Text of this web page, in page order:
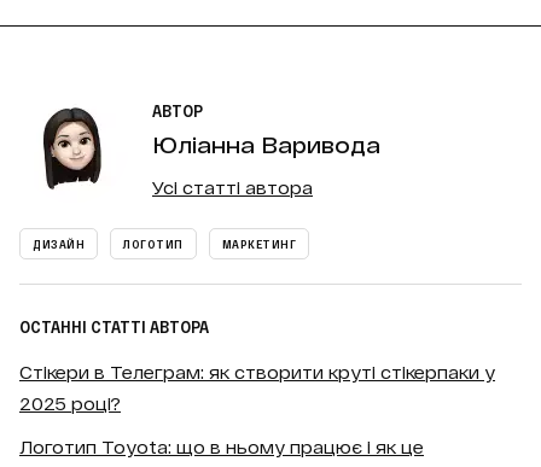
АВТОР
Юліанна Варивода
Усі статті автора
ДИЗАЙН ЛОГОТИП МАРКЕТИНГ
ОСТАННІ СТАТТІ АВТОРА
Стікери в Телеграм: як створити круті стікерпаки у
2025 році?
Логотип Toyota: що в ньому працює і як це